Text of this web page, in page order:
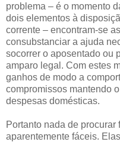
problema – é o momento
dois elementos à
corrente – encontram-se
consubstanciar a ajuda
socorrer o aposentado ou
amparo legal. Com estes
ganhos de modo a
compromissos mantendo
despesas domésticas.
Portanto nada de procurar
aparentemente fáceis.